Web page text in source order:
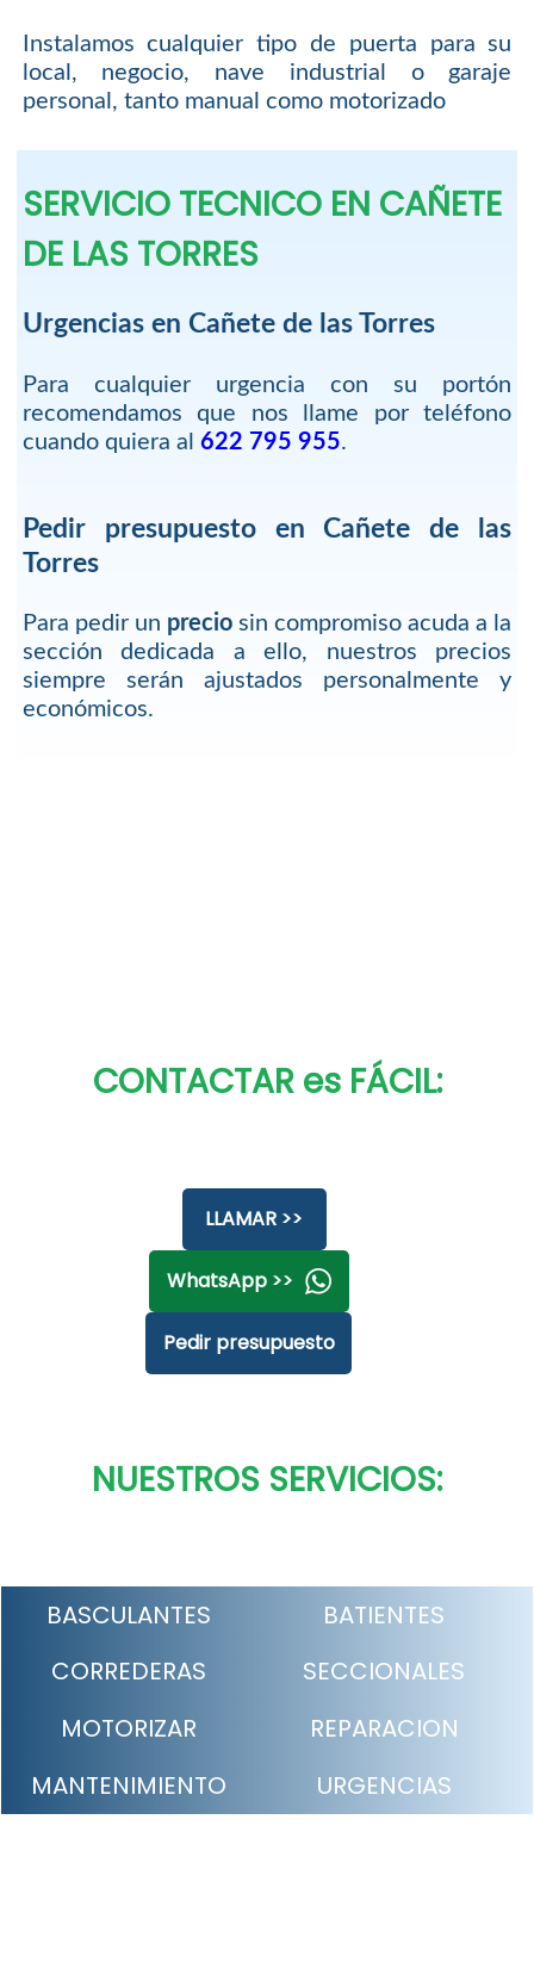
Instalamos cualquier tipo de puerta para su
local, negocio, nave industrial o garaje
personal, tanto manual como motorizado
SERVICIO TECNICO EN CAÑETE
DE LAS TORRES
Urgencias en Cañete de las Torres
Para cualquier urgencia con su portón
recomendamos que nos llame por teléfono
cuando quiera al 622 795 955.
Pedir presupuesto en Cañete de las
Torres
Para pedir un preciosin compromiso acuda a la
sección dedicada a ello, nuestros precios
siempre serán ajustados personalmente y
económicos.
CONTACTAR es FÁCIL:
LLAMAR >>
WhatsApp >>
Pedir presupuesto
NUESTROS SERVICIOS:
BASCULANTES
BATIENTES
CORREDERAS
SECCIONALES
MOTORIZAR
REPARACION
MANTENIMIENTO
URGENCIAS